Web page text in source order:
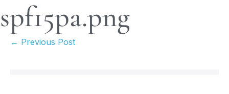
spf15pa.png
← Previous Post